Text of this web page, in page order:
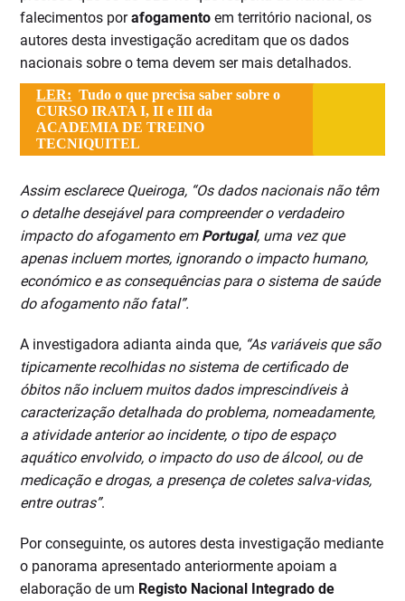
falecimentos porafogamento em território nacional, os
autores desta investigação acreditam que os dados
nacionais sobre o tema devem ser mais detalhados.
LER: Tudo o que precisa saber sobre o
CURSO IRATA I, II e III da
ACADEMIA DE TREINO
TECNIQUITEL
Assim esclarece Queiroga, “Os dados nacionais não têm
o detalhe desejável para compreender o verdadeiro
impacto do afogamento em Portugal, uma vez que
apenas incluem mortes, ignorando o impacto humano,
económico e as consequências para o sistema de saúde
do afogamento não fatal”.
A investigadora adianta ainda que, “As variáveis que são
tipicamente recolhidas no sistema de certificado de
óbitos não incluem muitos dados imprescindíveis à
caracterização detalhada do problema, nomeadamente,
a atividade anterior ao incidente, o tipo de espaço
aquático envolvido, o impacto do uso de álcool, ou de
medicação e drogas, a presença de coletes salva-vidas,
entre outras”.
Por conseguinte, os autores desta investigação mediante
o panorama apresentado anteriormente apoiam a
elaboração de um Registo Nacional Integrado de